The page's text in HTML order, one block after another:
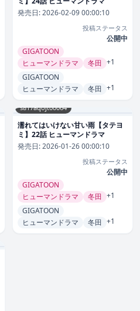
発売日:2026-02-09 00:00:10
投稿ステータス
公開中
GIGATOON
ヒューマンドラマ
冬田 +1
GIGATOON
ヒューマンドラマ
冬田 +1
s817aqojt00064
濡れてはいけない甘い雨【タテヨ
ミ】22話 ヒューマンドラマ
発売日:2026-01-26 00:00:10
投稿ステータス
公開中
GIGATOON
ヒューマンドラマ
冬田 +1
GIGATOON
ヒューマンドラマ
冬田 +1